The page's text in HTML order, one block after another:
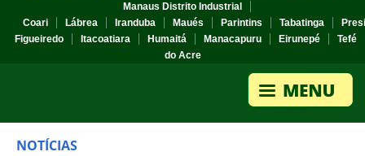
Manaus Distrito Industrial
Coari
Lábrea Iranduba Maués Parintins Tabatinga
Figueiredo
Itacoatiara Humaitá Manacapuru Eirunepé
Tefé
do Acre
NOTÍCIAS